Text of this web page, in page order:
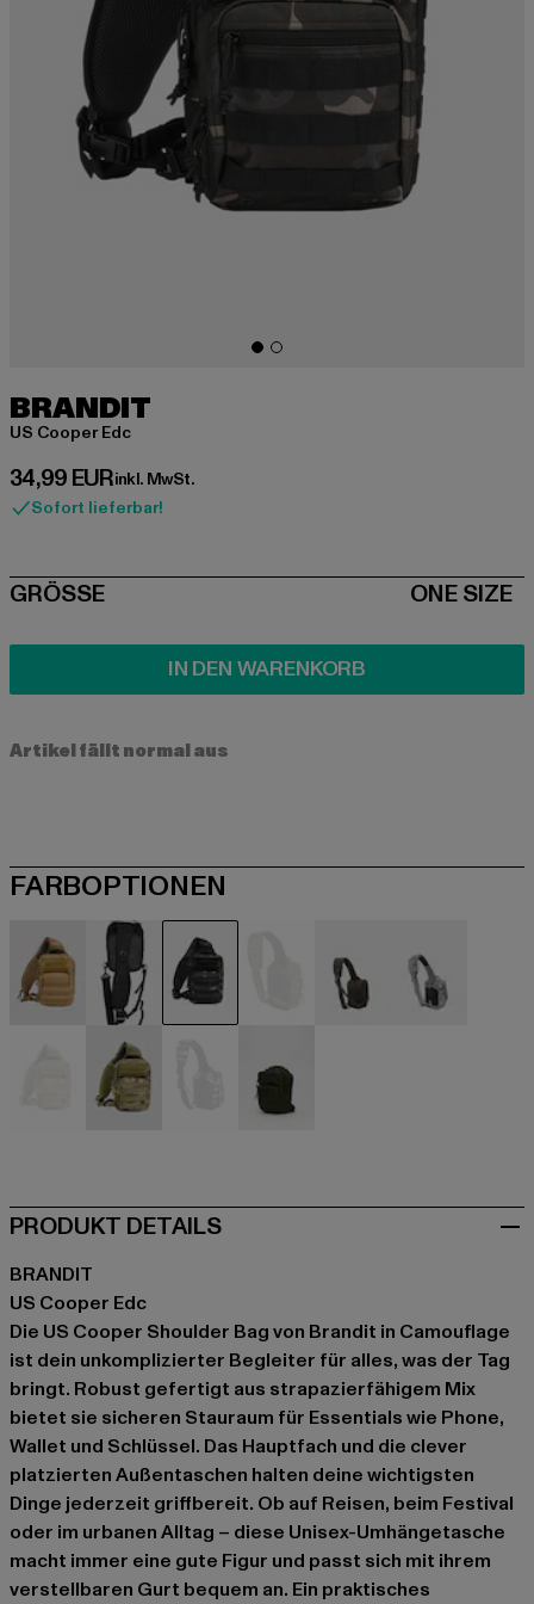
BRANDIT
US Cooper Edc
34,99 EUR
Derzeitiger Preis: 34,99 EUR
inkl. MwSt.
Sofort lieferbar!
SIZE
GRÖSSE ONE SIZE
IN DEN WARENKORB
Artikel fällt normal aus
FARBOPTIONEN
schwarz
PRODUKT DETAILS
BRANDIT
US Cooper Edc
Die US Cooper Shoulder Bag von Brandit in Camouflage
ist dein unkomplizierter Begleiter für alles, was der Tag
bringt. Robust gefertigt aus strapazierfähigem Mix
bietet sie sicheren Stauraum für Essentials wie Phone,
Wallet und Schlüssel. Das Hauptfach und die clever
platzierten Außentaschen halten deine wichtigsten
Dinge jederzeit griffbereit. Ob auf Reisen, beim Festival
oder im urbanen Alltag – diese Unisex-Umhängetasche
macht immer eine gute Figur und passt sich mit ihrem
verstellbaren Gurt bequem an. Ein praktisches